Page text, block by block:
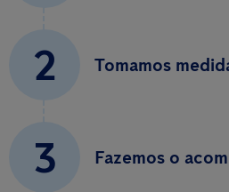
2 Tomamos
3 Fazemos o